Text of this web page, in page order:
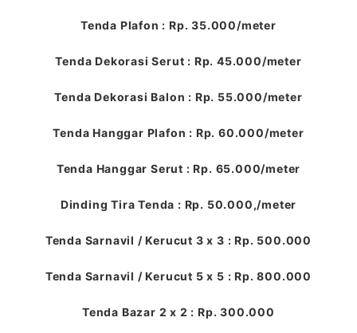
Tenda Plafon : Rp. 35.000/meter
Tenda Dekorasi Serut : Rp. 45.000/meter
Tenda Dekorasi Balon : Rp. 55.000/meter
Tenda Hanggar Plafon : Rp. 60.000/meter
Tenda Hanggar Serut : Rp. 65.000/meter
Dinding Tira Tenda : Rp. 50.000,/meter
Tenda Sarnavil / Kerucut 3 x 3 : Rp. 500.000
Tenda Sarnavil / Kerucut 5 x 5 : Rp. 800.000
Tenda Bazar 2 x 2 : Rp. 300.000